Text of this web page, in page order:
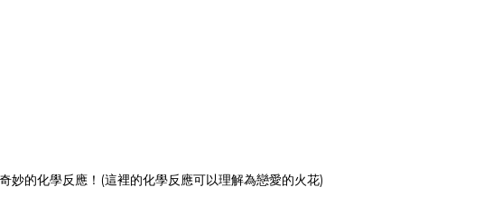
妙的化學反應！(這裡的化學反應可以理解為戀愛的火花)